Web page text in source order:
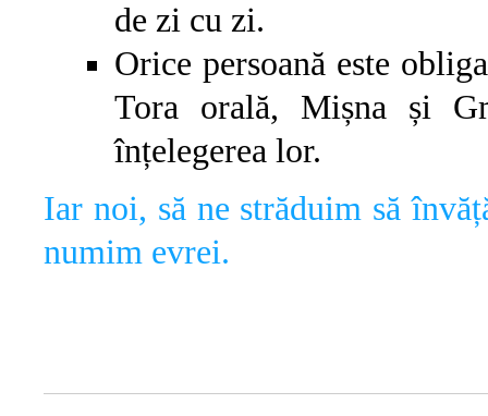
de zi cu zi.
Orice persoană este
Tora orală, Mișna și
înțelegerea lor.
Iar noi, să ne străduim să
numim evrei.